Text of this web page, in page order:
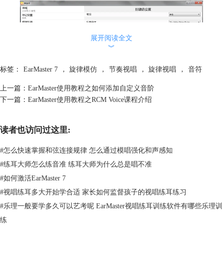
哦，忘了说，EarMaster 7
展开阅读全文
︾
标签： EarMaster 7 ， 旋律模仿 ， 节奏视唱 ， 旋律视唱 ， 音符
上一篇： EarMaster使用教程之如何添加自定义音阶
下一篇： EarMaster使用教程之RCM Voice课程介绍
读者也访问过这里:
#怎么快速掌握和弦连接规律 怎么通过模唱强化和声感知
#练耳大师怎么练音准 练耳大师为什么总是唱不准
#如何激活EarMaster 7
#视唱练耳多大开始学合适 家长如何监督孩子的视唱练耳练习
#乐理一般要学多久可以艺考呢 EarMaster视唱练耳训练软件有哪些乐理训
练